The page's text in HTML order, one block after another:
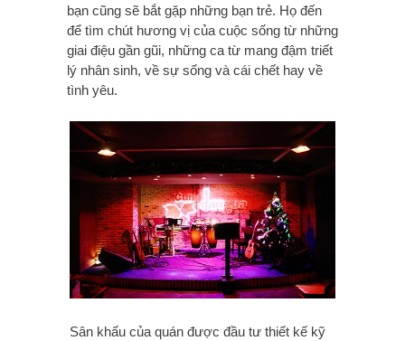
bạn cũng sẽ bắt gặp những bạn trẻ. Họ đến
để tìm chút hương vị của cuộc sống từ những
giai điệu gần gũi, những ca từ mang đậm triết
lý nhân sinh, về sự sống và cái chết hay về
tình yêu.
Sân khấu của quán được đầu tư thiết kế kỹ